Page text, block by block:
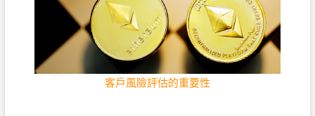
客戶風險評估的重要性